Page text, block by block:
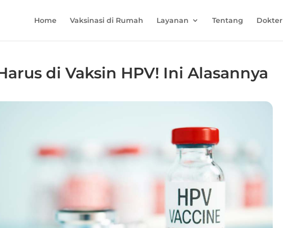
Home Vaksinasi di Rumah Layanan Tentang Dokter
di Vaksin HPV! Ini Alasannya